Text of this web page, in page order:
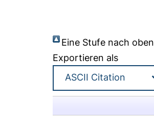
Eine Stufe nach oben
Exportieren als